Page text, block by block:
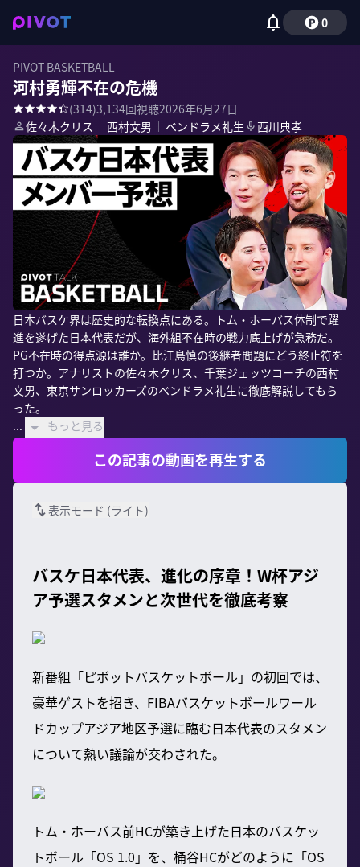
0
PIVOT BASKETBALL
河村勇輝不在の危機
(314)3,134回視聴2026年6月27日
佐々木クリス ｜ 西村文男 ｜ ベンドラメ礼生 西川典孝
日本バスケ界は歴史的な転換点にある。トム・ホーバス体制で躍
進を遂げた日本代表だが、海外組不在時の戦力底上げが急務だ。
PG不在時の得点源は誰か。比江島慎の後継者問題にどう終止符を
打つか。アナリストの佐々木クリス、千葉ジェッツコーチの西村
文男、東京サンロッカーズのベンドラメ礼生に徹底解説してもら
った。
...
もっと見る
この記事の動画を再生する
表示モード (ライト)
バスケ日本代表、進化の序章！W杯アジ
ア予選スタメンと次世代を徹底考察
新番組「ピボットバスケットボール」の初回では、
豪華ゲストを招き、FIBAバスケットボールワール
ドカップアジア地区予選に臨む日本代表のスタメン
について熱い議論が交わされた。
トム・ホーバス前HCが築き上げた日本のバスケッ
トボール「OS 1.0」を、桶谷HCがどのように「OS